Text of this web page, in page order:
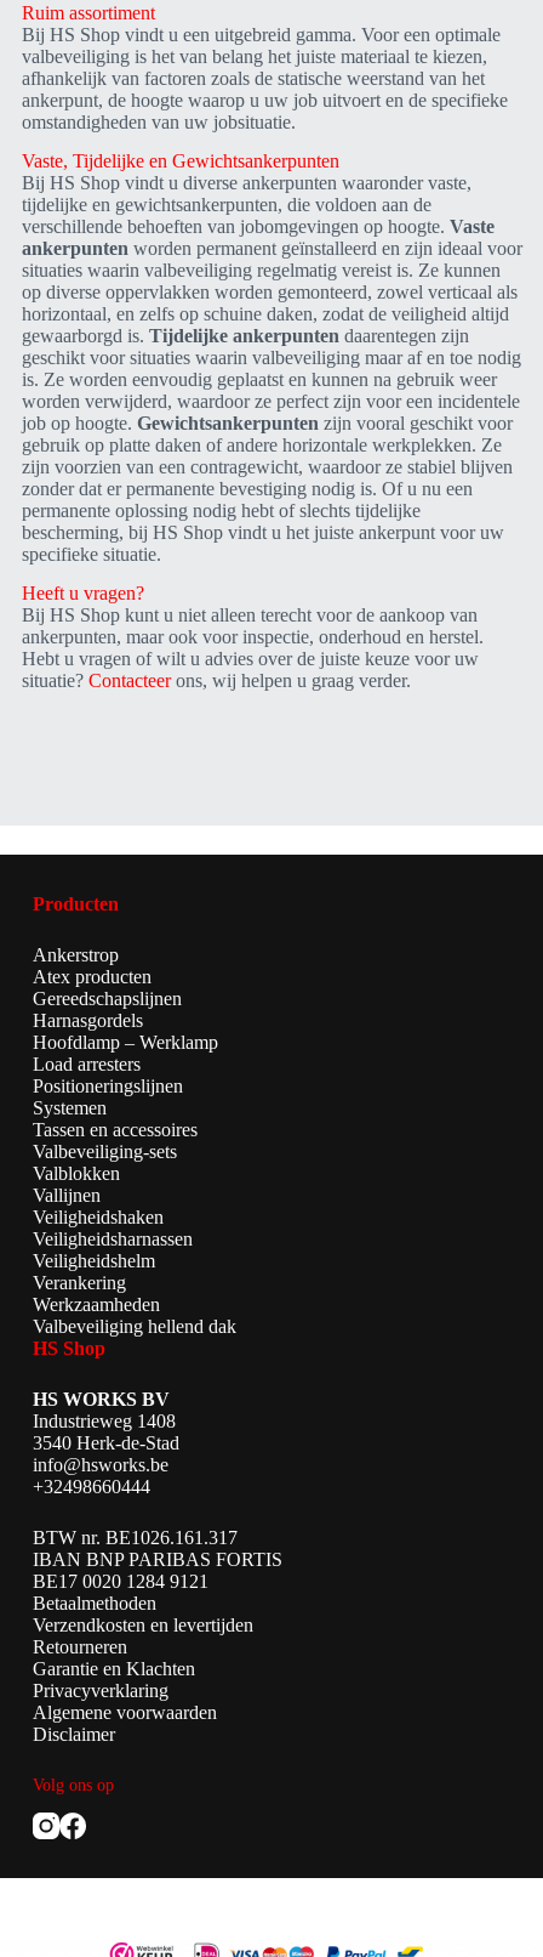
Ruim assortiment
Bij HS Shop vindt u een uitgebreid gamma. Voor een optimale
valbeveiliging is het van belang het juiste materiaal te kiezen,
afhankelijk van factoren zoals de statische weerstand van het
ankerpunt, de hoogte waarop u uw job uitvoert en de specifieke
omstandigheden van uw jobsituatie.
Vaste, Tijdelijke en Gewichtsankerpunten
Bij HS Shop vindt u diverse ankerpunten waaronder vaste,
tijdelijke en gewichtsankerpunten, die voldoen aan de
verschillende behoeften van jobomgevingen op hoogte. Vaste
ankerpunten worden permanent geïnstalleerd en zijn ideaal voor
situaties waarin valbeveiliging regelmatig vereist is. Ze kunnen
op diverse oppervlakken worden gemonteerd, zowel verticaal als
horizontaal, en zelfs op schuine daken, zodat de veiligheid altijd
gewaarborgd is. Tijdelijke ankerpunten daarentegen zijn
geschikt voor situaties waarin valbeveiliging maar af en toe nodig
is. Ze worden eenvoudig geplaatst en kunnen na gebruik weer
worden verwijderd, waardoor ze perfect zijn voor een incidentele
job op hoogte. Gewichtsankerpunten zijn vooral geschikt voor
gebruik op platte daken of andere horizontale werkplekken. Ze
zijn voorzien van een contragewicht, waardoor ze stabiel blijven
zonder dat er permanente bevestiging nodig is. Of u nu een
permanente oplossing nodig hebt of slechts tijdelijke
bescherming, bij HS Shop vindt u het juiste ankerpunt voor uw
specifieke situatie.
Heeft u vragen?
Bij HS Shop kunt u niet alleen terecht voor de aankoop van
ankerpunten, maar ook voor inspectie, onderhoud en herstel.
Hebt u vragen of wilt u advies over de juiste keuze voor uw
situatie? Contacteerons, wij helpen u graag verder.
Producten
Ankerstrop
Atex producten
Gereedschapslijnen
Harnasgordels
Hoofdlamp – Werklamp
Load arresters
Positioneringslijnen
Systemen
Tassen en accessoires
Valbeveiliging-sets
Valblokken
Vallijnen
Veiligheidshaken
Veiligheidsharnassen
Veiligheidshelm
Verankering
Werkzaamheden
Valbeveiliging hellend dak
HS Shop
HS WORKS BV
Industrieweg 1408
3540 Herk-de-Stad
info@hsworks.be
+32498660444
BTW nr. BE1026.161.317
IBAN BNP PARIBAS FORTIS
BE17 0020 1284 9121
Betaalmethoden
Verzendkosten en levertijden
Retourneren
Garantie en Klachten
Privacyverklaring
Algemene voorwaarden
Disclaimer
Volg ons op